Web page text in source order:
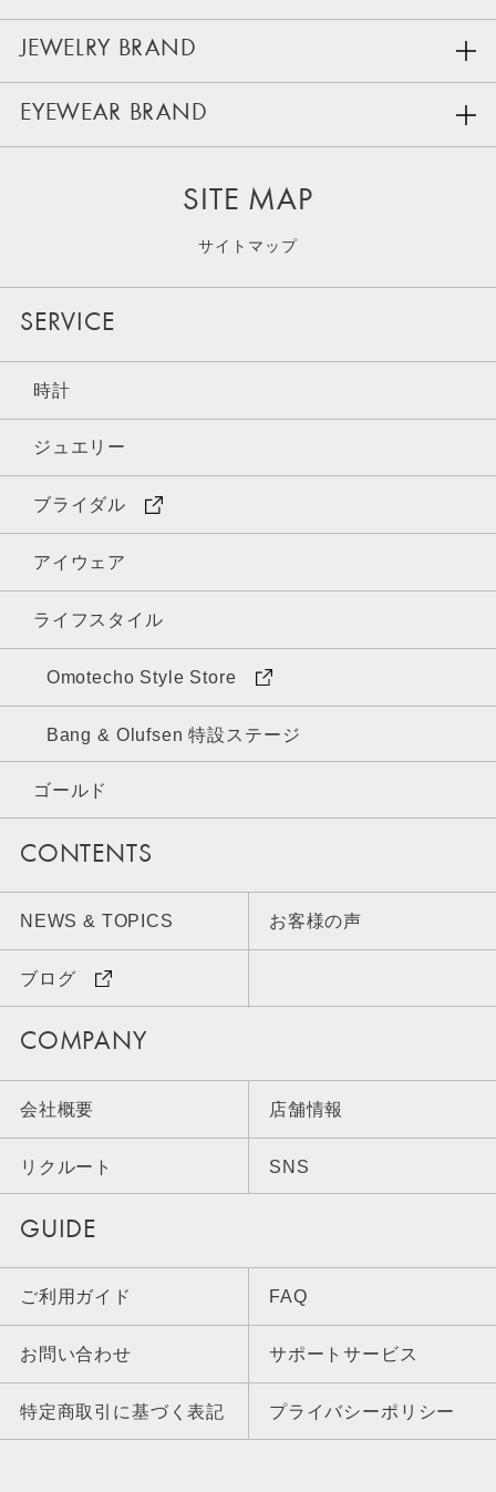
JEWELRY BRAND
EYEWEAR BRAND
SITE MAP
サイトマップ
SERVICE
時計
ジュエリー
ブライダル
アイウェア
ライフスタイル
Omotecho Style Store
Bang & Olufsen 特設ステージ
ゴールド
CONTENTS
NEWS & TOPICS お客様の声
ブログ
COMPANY
会社概要 店舗情報
リクルート SNS
GUIDE
ご利用ガイド FAQ
お問い合わせ サポートサービス
特定商取引に基づく表記 プライバシーポリシー